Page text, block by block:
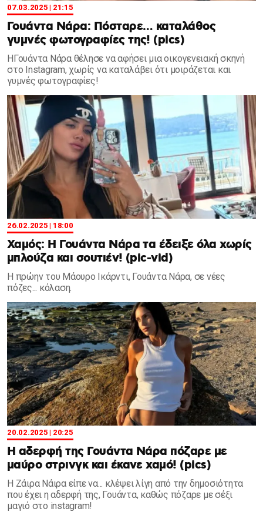
07.03.2025 | 21:15
Γουάντα Νάρα: Πόσταρε… καταλάθος
γυμνές φωτογραφίες της! (pics)
ΗΓουάντα Νάρα θέλησε να αφήσει μια οικογενειακή σκηνή
στο Instagram, χωρίς να καταλάβει ότι μοιράζεται και
γυμνές φωτογραφίες!
26.02.2025 | 18:00
Χαμός: Η Γουάντα Νάρα τα έδειξε όλα χωρίς
μπλούζα και σουτιέν! (pic-vid)
Η πρώην του Μάουρο Ικάρντι, Γουάντα Νάρα, σε νέες
πόζες... κόλαση.
20.02.2025 | 20:25
Η αδερφή της Γουάντα Νάρα πόζαρε με
μαύρο στρινγκ και έκανε χαμό! (pics)
Η Ζάιρα Νάιρα είπε να... κλέψει λίγη από την δημοσιότητα
που έχει η αδερφή της, Γουάντα, καθώς πόζαρε με σέξι
μαγιό στο instagram!